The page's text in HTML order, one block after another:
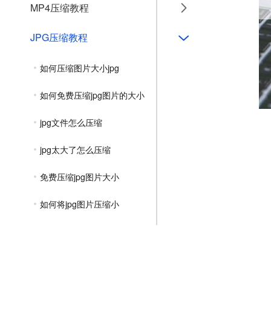
MP4压缩教程
JPG压缩教程
如何压缩图片大小jpg
如何免费压缩jpg图片的大小
jpg文件怎么压缩
jpg太大了怎么压缩
免费压缩jpg图片大小
如何将jpg图片压缩小